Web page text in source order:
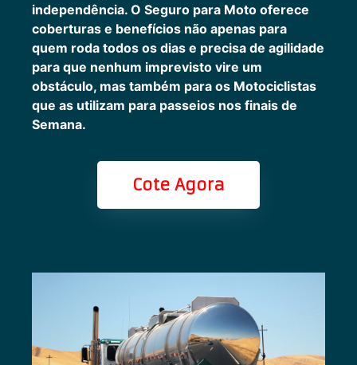
independência. O Seguro para Moto oferece
coberturas e benefícios não apenas para
quem roda todos os dias e precisa de agilidade
para que nenhum imprevisto vire um
obstáculo, mas também para os Motociclistas
que as utilizam para passeios nos finais de
Semana.
Cote Agora